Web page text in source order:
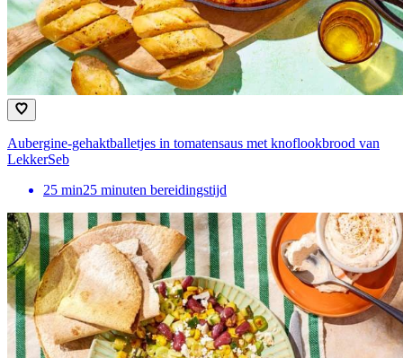
Aubergine-gehaktballetjes in tomatensaus met knoflookbrood van
LekkerSeb
25 min25 minuten bereidingstijd